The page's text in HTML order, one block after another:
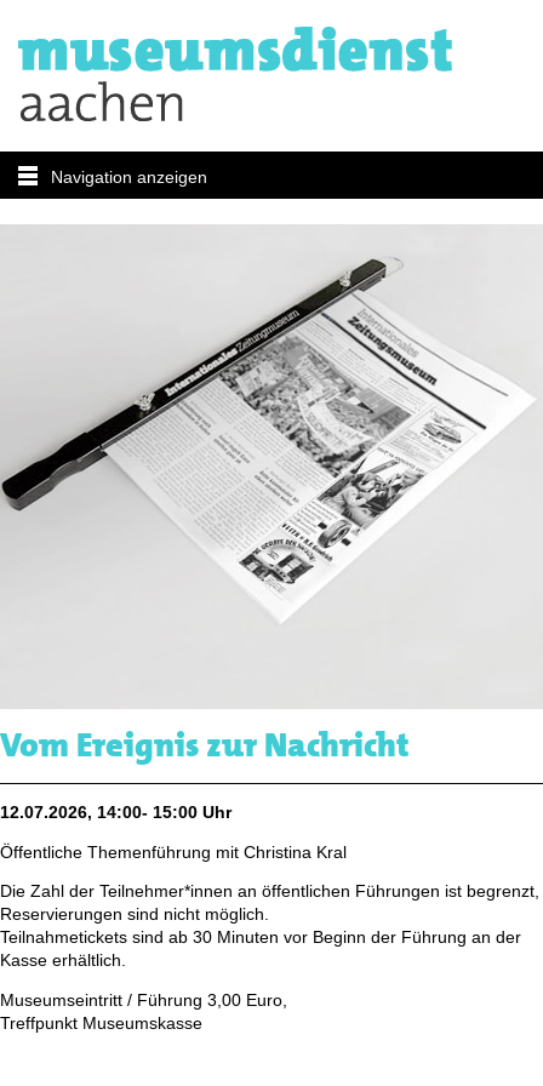
Navigation anzeigen
Vom Ereignis zur Nachricht
12.07.2026, 14:00- 15:00 Uhr
Öffentliche Themenführung mit Christina Kral
Die Zahl der Teilnehmer*innen an öffentlichen Führungen ist begrenzt,
Reservierungen sind nicht möglich.
Teilnahmetickets sind ab 30 Minuten vor Beginn der Führung an der
Kasse erhältlich.
Museumseintritt / Führung 3,00 Euro,
Treffpunkt Museumskasse